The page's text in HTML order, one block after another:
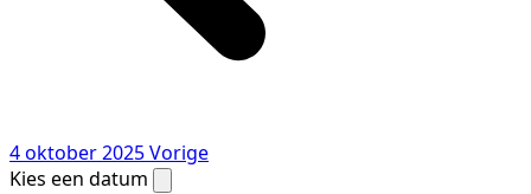
4 oktober 2025Vorige
Kies een datum